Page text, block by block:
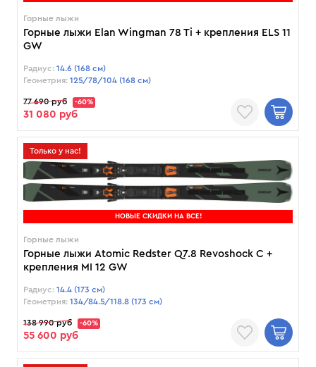
Горные лыжи
Горные лыжи Elan Wingman 78 Ti + крепления ELS 11
GW
Радиус: 14.6 (168 см)
Геометрия: 125/78/104 (168 см)
77 690 руб -60%
31 080 руб
Только у нас!
НОВЫЕ СКИДКИ НА ВСЕ!
Горные лыжи
Горные лыжи Atomic Redster Q7.8 Revoshock C +
крепления MI 12 GW
Радиус: 14.4 (173 см)
Геометрия: 134/84.5/118.8 (173 см)
138 990 руб -60%
55 600 руб